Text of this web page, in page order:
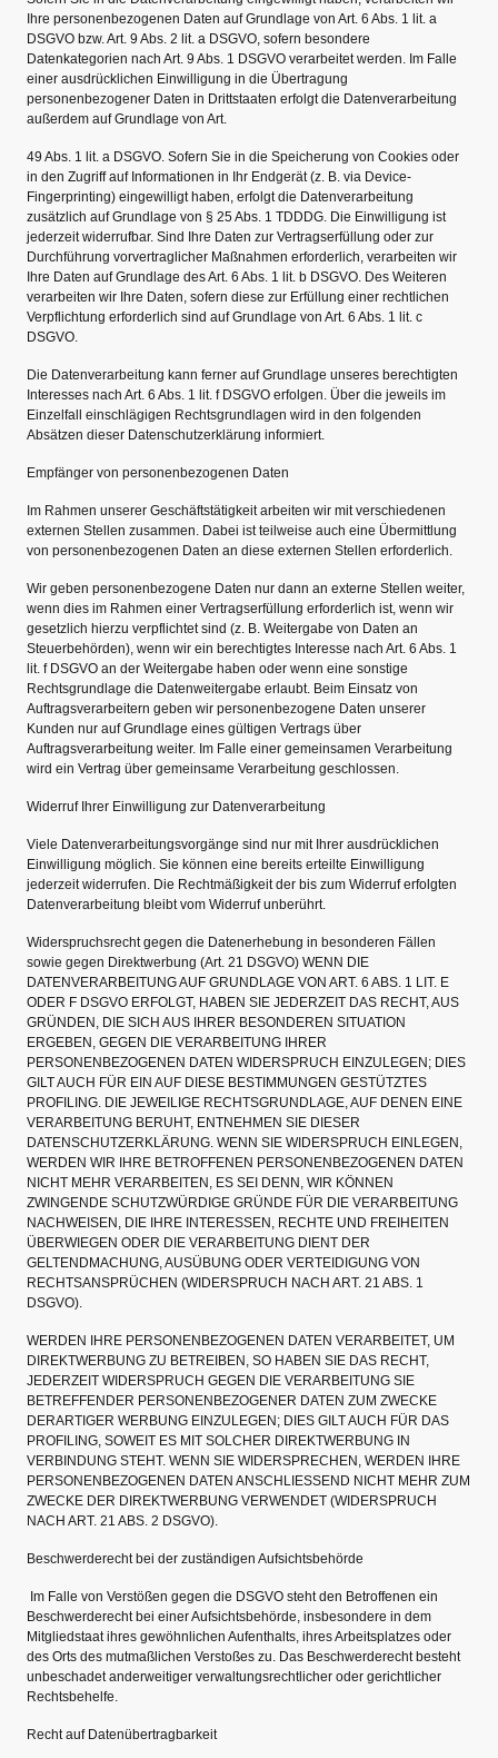
Ihre personenbezogenen Daten auf Grundlage von Art. 6 Abs. 1 lit. a
DSGVO bzw. Art. 9 Abs. 2 lit. a DSGVO, sofern besondere
Datenkategorien nach Art. 9 Abs. 1 DSGVO verarbeitet werden. Im Falle
einer ausdrücklichen Einwilligung in die Übertragung
personenbezogener Daten in Drittstaaten erfolgt die Datenverarbeitung
außerdem auf Grundlage von Art.
49 Abs. 1 lit. a DSGVO. Sofern Sie in die Speicherung von Cookies oder
in den Zugriff auf Informationen in Ihr Endgerät (z. B. via Device-
Fingerprinting) eingewilligt haben, erfolgt die Datenverarbeitung
zusätzlich auf Grundlage von § 25 Abs. 1 TDDDG. Die Einwilligung ist
jederzeit widerrufbar. Sind Ihre Daten zur Vertragserfüllung oder zur
Durchführung vorvertraglicher Maßnahmen erforderlich, verarbeiten wir
Ihre Daten auf Grundlage des Art. 6 Abs. 1 lit. b DSGVO. Des Weiteren
verarbeiten wir Ihre Daten, sofern diese zur Erfüllung einer rechtlichen
Verpflichtung erforderlich sind auf Grundlage von Art. 6 Abs. 1 lit. c
DSGVO.
Die Datenverarbeitung kann ferner auf Grundlage unseres berechtigten
Interesses nach Art. 6 Abs. 1 lit. f DSGVO erfolgen. Über die jeweils im
Einzelfall einschlägigen Rechtsgrundlagen wird in den folgenden
Absätzen dieser Datenschutzerklärung informiert.
Empfänger von personenbezogenen Daten
Im Rahmen unserer Geschäftstätigkeit arbeiten wir mit verschiedenen
externen Stellen zusammen. Dabei ist teilweise auch eine Übermittlung
von personenbezogenen Daten an diese externen Stellen erforderlich.
Wir geben personenbezogene Daten nur dann an externe Stellen weiter,
wenn dies im Rahmen einer Vertragserfüllung erforderlich ist, wenn wir
gesetzlich hierzu verpflichtet sind (z. B. Weitergabe von Daten an
Steuerbehörden), wenn wir ein berechtigtes Interesse nach Art. 6 Abs. 1
lit. f DSGVO an der Weitergabe haben oder wenn eine sonstige
Rechtsgrundlage die Datenweitergabe erlaubt. Beim Einsatz von
Auftragsverarbeitern geben wir personenbezogene Daten unserer
Kunden nur auf Grundlage eines gültigen Vertrags über
Auftragsverarbeitung weiter. Im Falle einer gemeinsamen Verarbeitung
wird ein Vertrag über gemeinsame Verarbeitung geschlossen.
Widerruf Ihrer Einwilligung zur Datenverarbeitung
Viele Datenverarbeitungsvorgänge sind nur mit Ihrer ausdrücklichen
Einwilligung möglich. Sie können eine bereits erteilte Einwilligung
jederzeit widerrufen. Die Rechtmäßigkeit der bis zum Widerruf erfolgten
Datenverarbeitung bleibt vom Widerruf unberührt.
Widerspruchsrecht gegen die Datenerhebung in besonderen Fällen
sowie gegen Direktwerbung (Art. 21 DSGVO) WENN DIE
DATENVERARBEITUNG AUF GRUNDLAGE VON ART. 6 ABS. 1 LIT. E
ODER F DSGVO ERFOLGT, HABEN SIE JEDERZEIT DAS RECHT, AUS
GRÜNDEN, DIE SICH AUS IHRER BESONDEREN SITUATION
ERGEBEN, GEGEN DIE VERARBEITUNG IHRER
PERSONENBEZOGENEN DATEN WIDERSPRUCH EINZULEGEN; DIES
GILT AUCH FÜR EIN AUF DIESE BESTIMMUNGEN GESTÜTZTES
PROFILING. DIE JEWEILIGE RECHTSGRUNDLAGE, AUF DENEN EINE
VERARBEITUNG BERUHT, ENTNEHMEN SIE DIESER
DATENSCHUTZERKLÄRUNG. WENN SIE WIDERSPRUCH EINLEGEN,
WERDEN WIR IHRE BETROFFENEN PERSONENBEZOGENEN DATEN
NICHT MEHR VERARBEITEN, ES SEI DENN, WIR KÖNNEN
ZWINGENDE SCHUTZWÜRDIGE GRÜNDE FÜR DIE VERARBEITUNG
NACHWEISEN, DIE IHRE INTERESSEN, RECHTE UND FREIHEITEN
ÜBERWIEGEN ODER DIE VERARBEITUNG DIENT DER
GELTENDMACHUNG, AUSÜBUNG ODER VERTEIDIGUNG VON
RECHTSANSPRÜCHEN (WIDERSPRUCH NACH ART. 21 ABS. 1
DSGVO).
WERDEN IHRE PERSONENBEZOGENEN DATEN VERARBEITET, UM
DIREKTWERBUNG ZU BETREIBEN, SO HABEN SIE DAS RECHT,
JEDERZEIT WIDERSPRUCH GEGEN DIE VERARBEITUNG SIE
BETREFFENDER PERSONENBEZOGENER DATEN ZUM ZWECKE
DERARTIGER WERBUNG EINZULEGEN; DIES GILT AUCH FÜR DAS
PROFILING, SOWEIT ES MIT SOLCHER DIREKTWERBUNG IN
VERBINDUNG STEHT. WENN SIE WIDERSPRECHEN, WERDEN IHRE
PERSONENBEZOGENEN DATEN ANSCHLIESSEND NICHT MEHR ZUM
ZWECKE DER DIREKTWERBUNG VERWENDET (WIDERSPRUCH
NACH ART. 21 ABS. 2 DSGVO).
Beschwerderecht bei der zuständigen Aufsichtsbehörde
Im Falle von Verstößen gegen die DSGVO steht den Betroffenen ein
Beschwerderecht bei einer Aufsichtsbehörde, insbesondere in dem
Mitgliedstaat ihres gewöhnlichen Aufenthalts, ihres Arbeitsplatzes oder
des Orts des mutmaßlichen Verstoßes zu. Das Beschwerderecht besteht
unbeschadet anderweitiger verwaltungsrechtlicher oder gerichtlicher
Rechtsbehelfe.
Recht auf Datenübertragbarkeit